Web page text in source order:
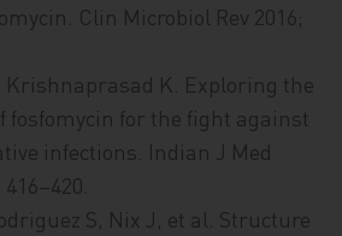
Clin Microbiol Rev 2016;
K. Exploring the
fosfomycin for the fight against
infections. Indian J Med
S, Nix J, et al. Structure